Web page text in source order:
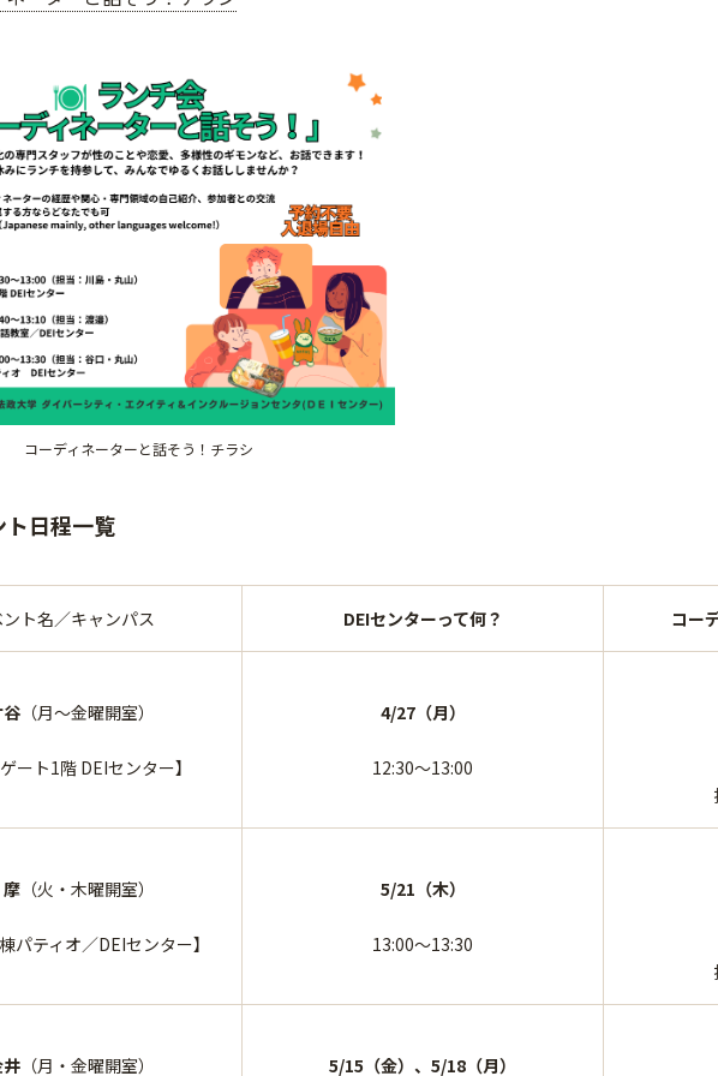
コーディネーターと話そう！チラシ
ト日程一覧
ト名／キャンパス DEIセンターって何？ コー
（月～金曜開室）
ート1階 DEIセンター】
4/27（月）
12:30～13:00
（火・木曜開室）
パティオ／DEIセンター】
5/21（木）
13:00～13:30
（月・金曜開室） 5/15（金）、5/18（月）